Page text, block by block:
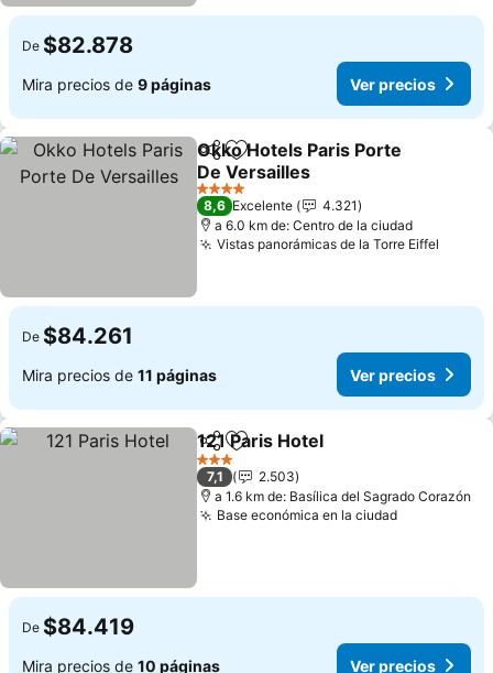
De $82.878
Mira precios de 9 páginas Ver precios
CompartirAgregar a favoritos
Okko Hotels Paris Porte
De Versailles
4 Estrellas
8,6 Excelente
4.321
a 6.0 km de: Centro de la ciudad
Vistas panorámicas de la Torre Eiffel
De $84.261
Mira precios de 11 páginas Ver precios
CompartirAgregar a favoritos
121 Paris Hotel
3 Estrellas
7,1
2.503
a 1.6 km de: Basílica del Sagrado Corazón
Base económica en la ciudad
De $84.419
Mira precios de 10 páginas Ver precios